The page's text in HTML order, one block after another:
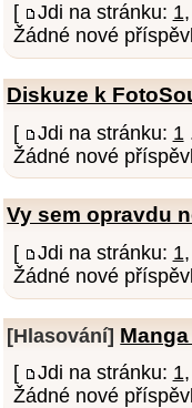
[ Jdi na stránku: 1,
Žádné nové
Diskuze k
[ Jdi na stránku: 1
Žádné nové
Vy sem opravdu
[ Jdi na stránku: 1,
Žádné nové
[Hlasování]
[ Jdi na stránku: 1,
Žádné nové